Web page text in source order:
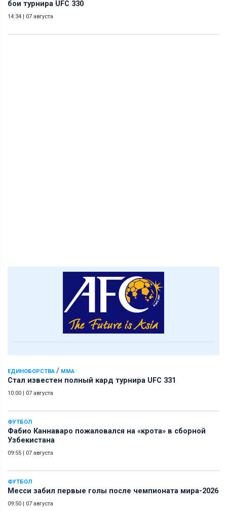
бои турнира UFC 330
14:34 07 августа
ЕДИНОБОРСТВА / ММА
Стал известен полный кард турнира UFC 331
10:00 07 августа
ФУТБОЛ
Фабио Каннаваро пожаловался на «крота» в сборной
Узбекистана
09:55 07 августа
ФУТБОЛ
Месси забил первые голы после чемпионата мира-2026
09:50 07 августа